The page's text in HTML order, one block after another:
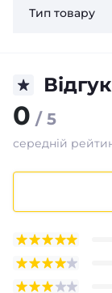
Тип товару
0 / 5
середній